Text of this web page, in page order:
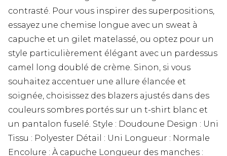
contrasté. Pour vous inspirer des superpositions,
essayez une chemise longue avec un sweat à
capuche et un gilet matelassé, ou optez pour un
style particulièrement élégant avec un pardessus
camel long doublé de crème. Sinon, si vous
souhaitez accentuer une allure élancée et
soignée, choisissez des blazers ajustés dans des
couleurs sombres portés sur un t-shirt blanc et
un pantalon fuselé. Style : Doudoune Design : Uni
Tissu : Polyester Détail : Uni Longueur : Normale
Encolure : À capuche Longueur des manches :